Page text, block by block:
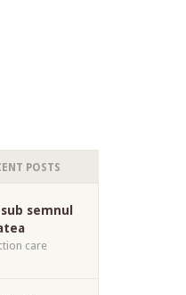
POSTS
semnul
care